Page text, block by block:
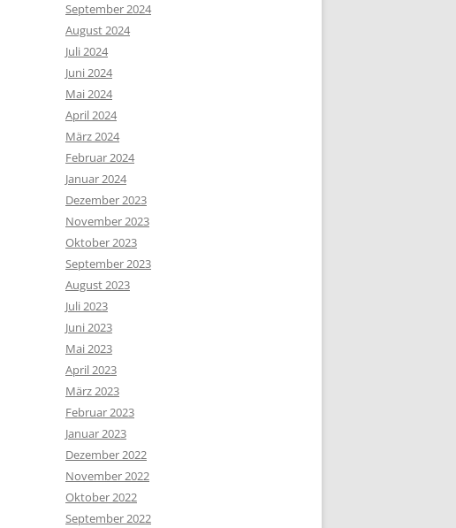
September 2024
August 2024
Juli 2024
Juni 2024
Mai 2024
April 2024
März 2024
Februar 2024
Januar 2024
Dezember 2023
November 2023
Oktober 2023
September 2023
August 2023
Juli 2023
Juni 2023
Mai 2023
April 2023
März 2023
Februar 2023
Januar 2023
Dezember 2022
November 2022
Oktober 2022
September 2022